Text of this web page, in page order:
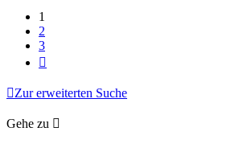
1
2
3
Zur erweiterten Suche
Gehe zu